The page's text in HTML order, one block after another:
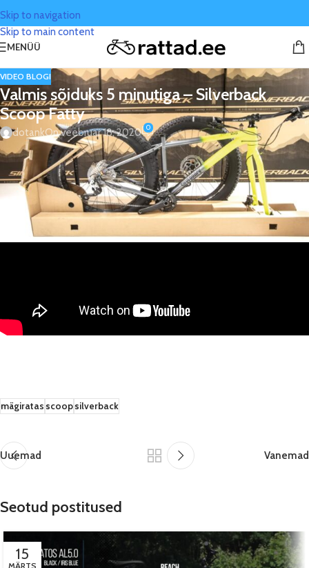
Skip to navigation
Skip to main content
MENÜÜ
VIDEO BLOGI
Valmis sõiduks 5 minutiga – Silverback
Scoop Fatty
dotankOn veebruar 18, 2020 0
mägiratasscoopsilverback
Uuemad Vanemad
Seotud postitused
15
MÄRTS